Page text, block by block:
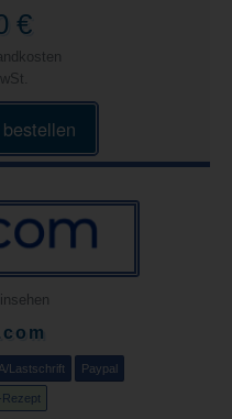
€
Lastschrift Paypal
Rezept